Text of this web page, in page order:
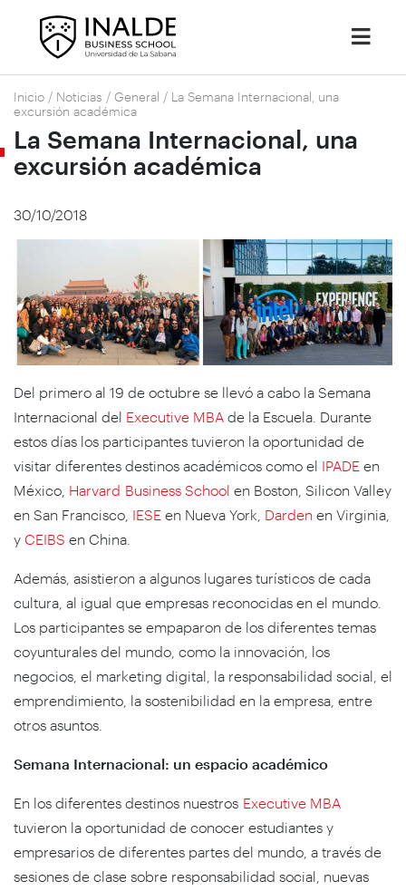
Inicio / Noticias / General / La Semana Internacional, una
excursión académica
La Semana Internacional, una
excursión académica
30/10/2018
Del primero al 19 de octubre se llevó a cabo la Semana
Internacional del Executive MBA de la Escuela. Durante
estos días los participantes tuvieron la oportunidad de
visitar diferentes destinos académicos como el IPADE en
México, Harvard Business School en Boston, Silicon Valley
en San Francisco, IESE en Nueva York, Darden en Virginia,
y CEIBS en China.
Además, asistieron a algunos lugares turísticos de cada
cultura, al igual que empresas reconocidas en el mundo.
Los participantes se empaparon de los diferentes temas
coyunturales del mundo, como la innovación, los
negocios, el marketing digital, la responsabilidad social, el
emprendimiento, la sostenibilidad en la empresa, entre
otros asuntos.
Semana Internacional: un espacio académico
En los diferentes destinos nuestros Executive MBA
tuvieron la oportunidad de conocer estudiantes y
empresarios de diferentes partes del mundo, a través de
sesiones de clase sobre responsabilidad social, nuevas